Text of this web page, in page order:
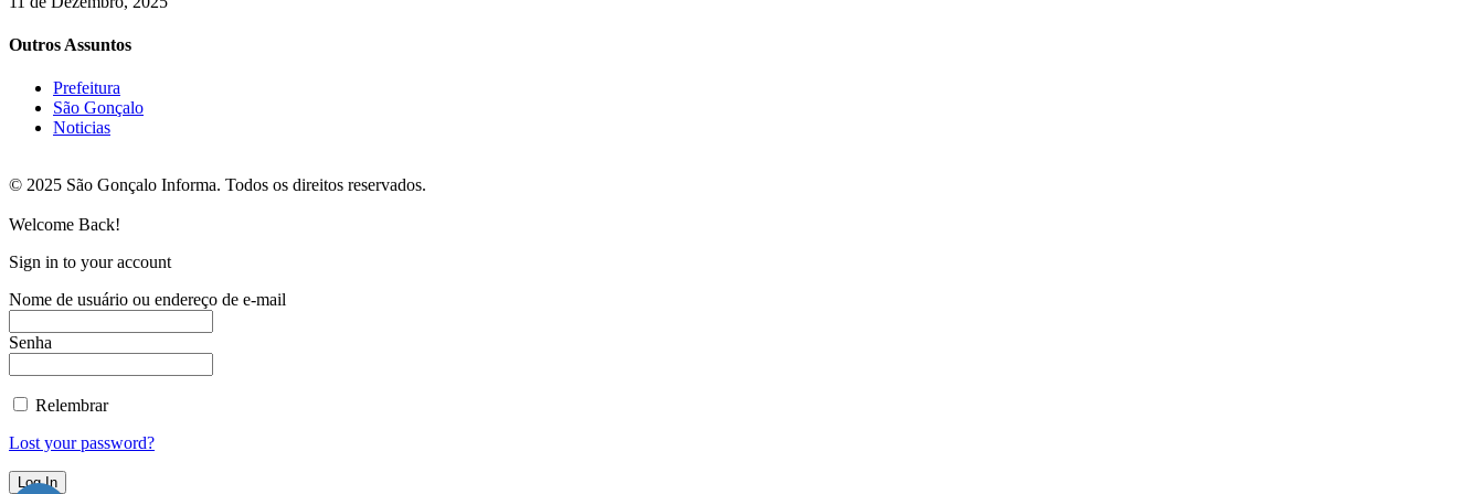
Outros Assuntos
Prefeitura
São Gonçalo
Noticias
© 2025 São Gonçalo Informa. Todos os direitos reservados.
Welcome Back!
Sign in to your account
Nome de usuário ou endereço de e-mail
Senha
Relembrar
Lost your password?